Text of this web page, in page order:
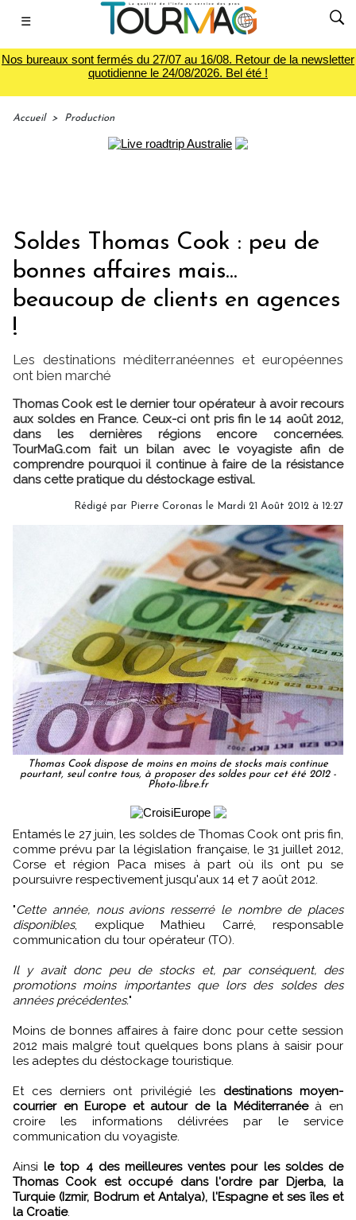
☰
Nos bureaux sont fermés du 27/07 au 16/08. Retour de la newsletter
quotidienne le 24/08/2026. Bel été !
Accueil > Production
Soldes Thomas Cook : peu de
bonnes affaires mais...
beaucoup de clients en agences
!
Les destinations méditerranéennes et européennes
ont bien marché
Thomas Cook est le dernier tour opérateur à avoir recours
aux soldes en France. Ceux-ci ont pris fin le 14 août 2012,
dans les dernières régions encore concernées.
TourMaG.com fait un bilan avec le voyagiste afin de
comprendre pourquoi il continue à faire de la résistance
dans cette pratique du déstockage estival.
Rédigé par Pierre Coronas le Mardi 21 Août 2012 à 12:27
Thomas Cook dispose de moins en moins de stocks mais continue
pourtant, seul contre tous, à proposer des soldes pour cet été 2012 -
Photo-libre.fr
Entamés le 27 juin, les soldes de Thomas Cook ont pris fin,
comme prévu par la législation française, le 31 juillet 2012,
Corse et région Paca mises à part où ils ont pu se
poursuivre respectivement jusqu'aux 14 et 7 août 2012.
"Cette année, nous avions resserré le nombre de places
disponibles, explique Mathieu Carré, responsable
communication du tour opérateur (TO).
Il y avait donc peu de stocks et, par conséquent, des
promotions moins importantes que lors des soldes des
années précédentes."
Moins de bonnes affaires à faire donc pour cette session
2012 mais malgré tout quelques bons plans à saisir pour
les adeptes du déstockage touristique.
Et ces derniers ont privilégié les destinations moyen-
courrier en Europe et autour de la Méditerranéeà en
croire les informations délivrées par le service
communication du voyagiste.
Ainsile top 4 des meilleures ventes pour les soldes de
Thomas Cook est occupé dans l'ordre par Djerba, la
Turquie (Izmir, Bodrum et Antalya), l'Espagne et ses îles et
la Croatie.